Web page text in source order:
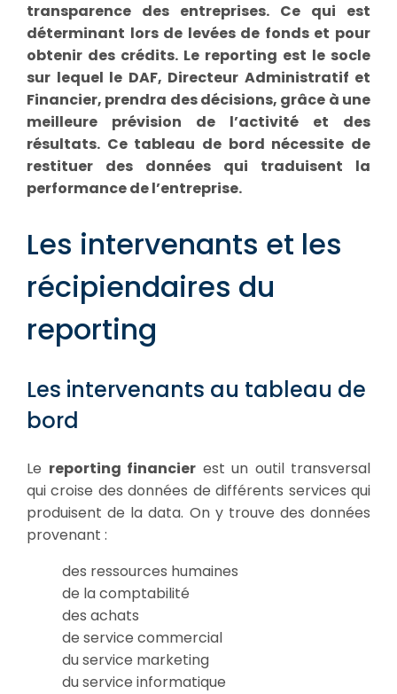
transparence des entreprises. Ce qui est
déterminant lors de levées de fonds et pour
obtenir des crédits. Le reporting est le socle
sur lequel le DAF, Directeur Administratif et
Financier, prendra des décisions, grâce à une
meilleure prévision de l’activité et des
résultats. Ce tableau de bord nécessite de
restituer des données qui traduisent la
performance de l’entreprise.
Les intervenants et les
récipiendaires du
reporting
Les intervenants au tableau de
bord
Le reporting financier est un outil transversal
qui croise des données de différents services qui
produisent de la data. On y trouve des données
provenant :
des ressources humaines
de la comptabilité
des achats
de service commercial
du service marketing
du service informatique